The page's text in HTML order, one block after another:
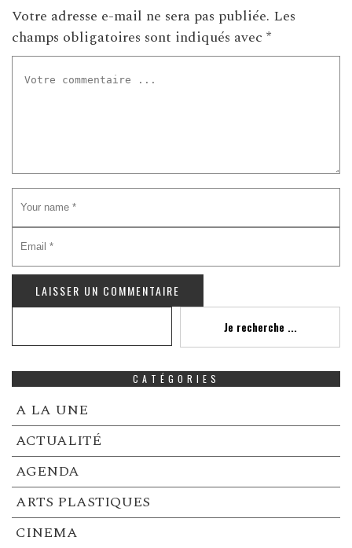
Votre adresse e-mail ne sera pas publiée. Les
champs obligatoires sont indiqués avec *
Je recherche ...
CATÉGORIES
A LA UNE
ACTUALITÉ
AGENDA
ARTS PLASTIQUES
CINEMA